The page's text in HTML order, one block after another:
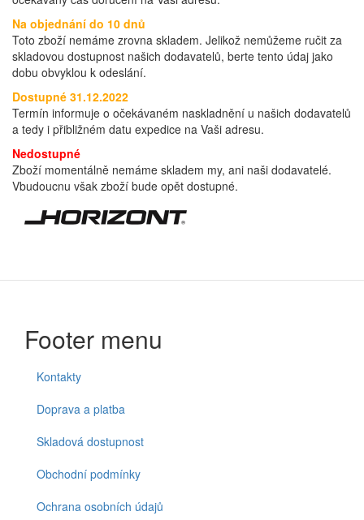
Na objednání do 10 dnů
Toto zboží nemáme zrovna skladem. Jelikož nemůžeme ručit za
skladovou dostupnost našich dodavatelů, berte tento údaj jako
dobu obvyklou k odeslání.
Dostupné 31.12.2022
Termín informuje o očekávaném naskladnění u našich dodavatelů
a tedy i přibližném datu expedice na Vaši adresu.
Nedostupné
Zboží momentálně nemáme skladem my, ani naši dodavatelé.
Vbudoucnu však zboží bude opět dostupné.
Footer menu
Kontakty
Doprava a platba
Skladová dostupnost
Obchodní podmínky
Ochrana osobních údajů